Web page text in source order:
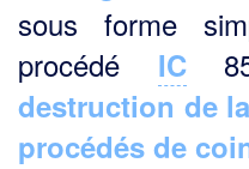
sous forme
procédé IC
destruction de
procédés de